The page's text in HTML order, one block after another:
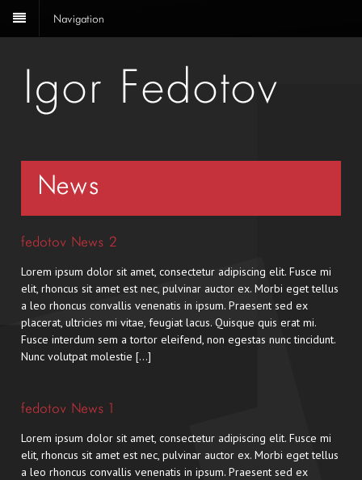
Navigation
News
fedotov News 2
Lorem ipsum dolor sit amet, consectetur adipiscing elit. Fusce mi
elit, rhoncus sit amet est nec, pulvinar auctor ex. Morbi eget tellus
a leo rhoncus convallis venenatis in ipsum. Praesent sed ex
placerat, ultricies mi vitae, feugiat lacus. Quisque quis erat mi.
Fusce interdum sem a tortor eleifend, non egestas nunc tincidunt.
Nunc volutpat molestie […]
fedotov News 1
Lorem ipsum dolor sit amet, consectetur adipiscing elit. Fusce mi
elit, rhoncus sit amet est nec, pulvinar auctor ex. Morbi eget tellus
a leo rhoncus convallis venenatis in ipsum. Praesent sed ex